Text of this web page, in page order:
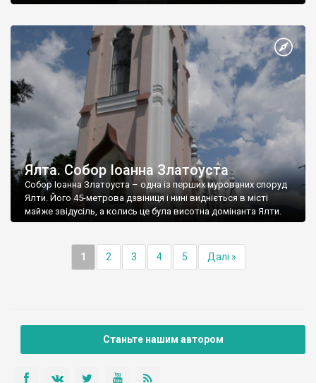
Ялта. Собор Іоанна Златоуста
Собор Іоанна Златоуста – одна із перших мурованих споруд
Ялти. Його 45-метрова дзвіниця і нині видніється в місті
майже звідусіль, а колись це була висотна домінанта Ялти.
1 2 3 4 5 Далі »
Станьте нашим автором